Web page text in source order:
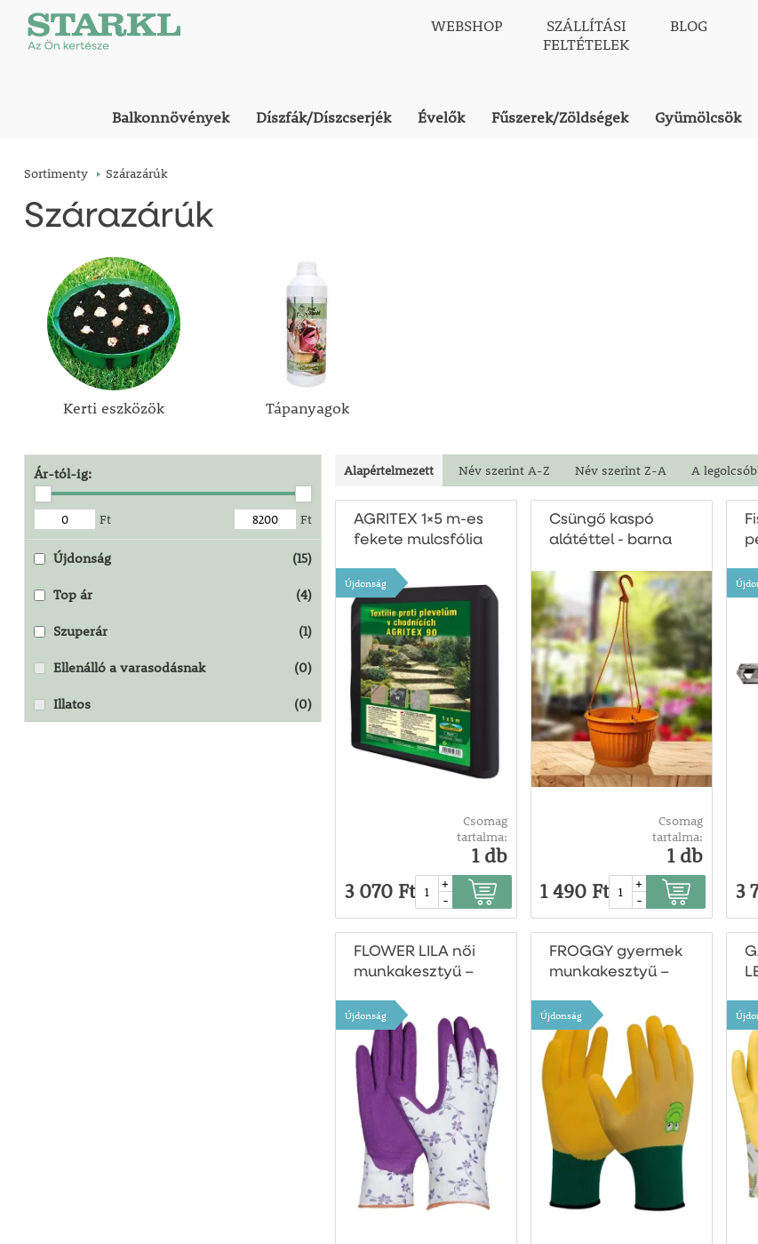
WEBSHOP
SZÁLLÍTÁSI
FELTÉTELEK
BLOG
Balkonnövények Díszfák/Díszcserjék Évelők Fűszerek/Zöldségek Gyümölcsök
Sortimenty Szárazárúk
Szárazárúk
Kerti eszközök Tápanyagok
Ár-tól-ig:
Ft
Ft
Újdonság (15)
Top ár (4)
Szuperár (1)
Ellenálló a varasodásnak (0)
Illatos (0)
Alapértelmezett Név szerint A-Z Név szerint Z-A A
AGRITEX 1×5 m-es
fekete mulcsfólia
Újdonság
Csomag
tartalma:
1 db
3 070 Ft
+
-
Csüngő kaspó
alátéttel - barna
Csomag
tartalma:
1 db
1 490 Ft
+
-
3
FLOWER LILA női
munkakesztyű –
Újdonság
FROGGY gyermek
munkakesztyű –
Újdonság